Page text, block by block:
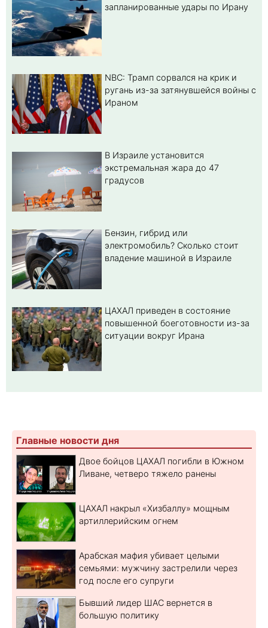
запланированные удары по Ирану
NBC: Трамп сорвался на крик и
ругань из-за затянувшейся войны с
Ираном
В Израиле установится
экстремальная жара до 47
градусов
Бензин, гибрид или
электромобиль? Cколько стоит
владение машиной в Израиле
ЦАХАЛ приведен в состояние
повышенной боеготовности из-за
ситуации вокруг Ирана
Главные новости дня
Двое бойцов ЦАХАЛ погибли в Южном
Ливане, четверо тяжело ранены
ЦАХАЛ накрыл «Хизбаллу» мощным
артиллерийским огнем
Арабская мафия убивает целыми
семьями: мужчину застрелили через
год после его супруги
Бывший лидер ШАС вернется в
большую политику